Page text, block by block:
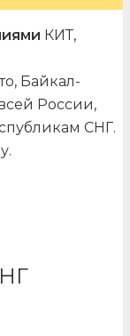
КИТ,
Байкал-
России,
СНГ.